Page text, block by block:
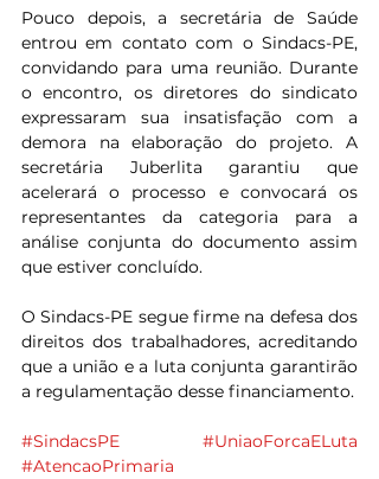
Pouco depois, a secretária de Saúde
entrou em contato com o Sindacs-PE,
convidando para uma reunião. Durante
o encontro, os diretores do sindicato
expressaram sua insatisfação com a
demora na elaboração do projeto. A
secretária Juberlita garantiu que
acelerará o processo e convocará os
representantes da categoria para a
análise conjunta do documento assim
que estiver concluído.
O Sindacs-PE segue firme na defesa dos
direitos dos trabalhadores, acreditando
que a união e a luta conjunta garantirão
a regulamentação desse financiamento.
#SindacsPE
#UniaoForcaELuta
#AtencaoPrimaria